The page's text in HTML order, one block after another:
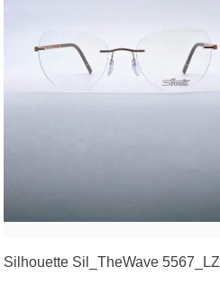
Silhouette Sil_TheWave 5567_LZ